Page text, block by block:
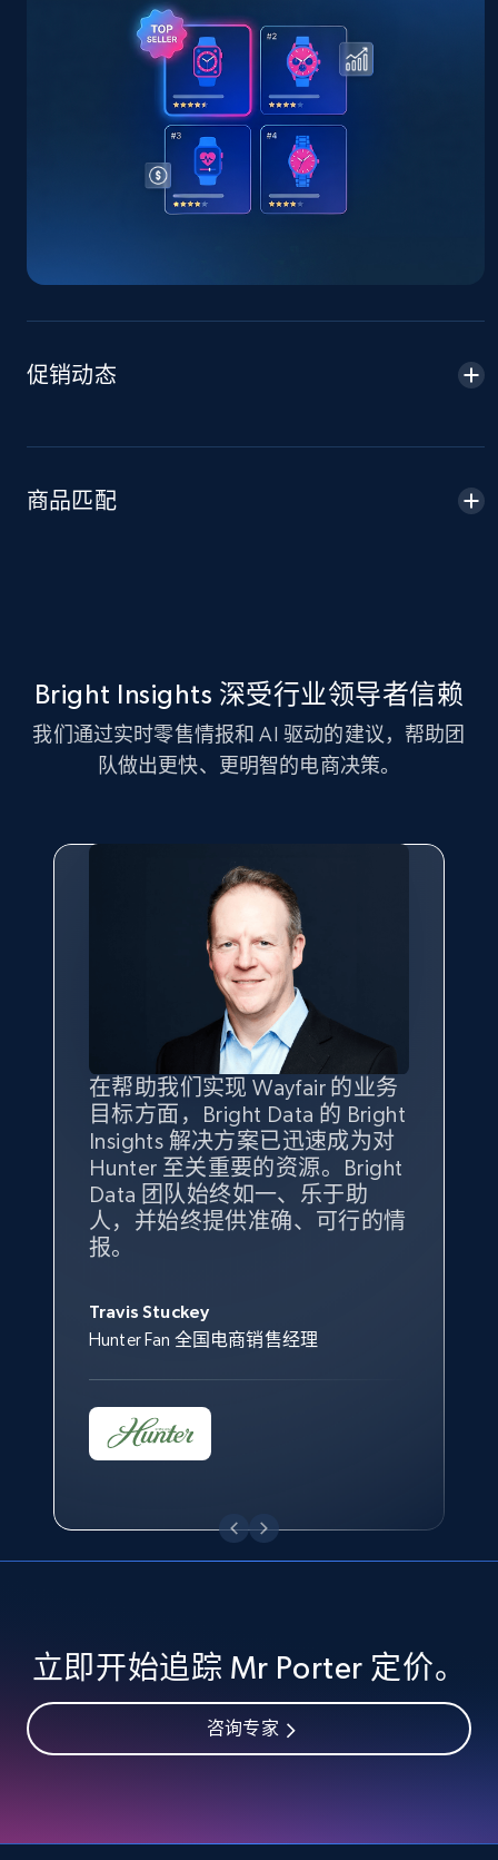
TikTok Shop - Collect TikTok shop products
by keywords search
URL, Title, Available, Description, Currency, Initial
price, Final price, Discount percent, and more.
668+
price, Final price, Discount percent, and more.
5.4K+
Amazon sellers info
URL, Product id, Title, Seller name, Seller rating,
Seller reviews, Breadcrumbs, Root category, and
eBay - Gather data on products using
URL, Product id, Title, Seller name, Seller rating,
Seller reviews, Breadcrumbs, Root category, and
more.
2.5K+ 359+ 立即开始
eBay - Collect products from shops on eBay
Seller reviews, Breadcrumbs, Root category, and
more.
URL, Product id, Title, Seller name, Seller rating,
Seller reviews, Breadcrumbs, Root category, and
359+ 立即开始
Google Shopping
more.
促销动态
商品匹配
Bright Insights 深受行业领导者信赖
我们通过实时零售情报和 AI 驱动的建议，帮助团
队做出更快、更明智的电商决策。
在帮助我们实现 Wayfair 的业务
目标方面，Bright Data 的 Bright
Insights 解决方案已迅速成为对
Hunter 至关重要的资源。Bright
Data 团队始终如一、乐于助
人，并始终提供准确、可行的情
报。
Travis Stuckey
Hunter Fan 全国电商销售经理
Bright Insights 的数据极大地支
持了我们公司的目标。每个产品
类别的市场份额帮助我们以主要
竞争对手为基准，而供应商的销
售情况则从战术上帮助我们的营
销团队扩大产品种类。
Overstock 的客户战略与洞察总监
我们之所以选择 Bright
Insights，是因为它能够跟踪销
售情况，并绘制对我们业务至关
重要的竞争产品类别图。
Yael Fridman
Keter 的市场总监
借助 Bright Data 的解决方案，
我们获得了对市场领域、产品、
竞争格局以及消费者行为趋势的
独特且全面的洞察。
Beverly Taylor
Kingston Brass, Inc. 商品规划总监
立即开始追踪 Mr Porter 定价。
咨询专家